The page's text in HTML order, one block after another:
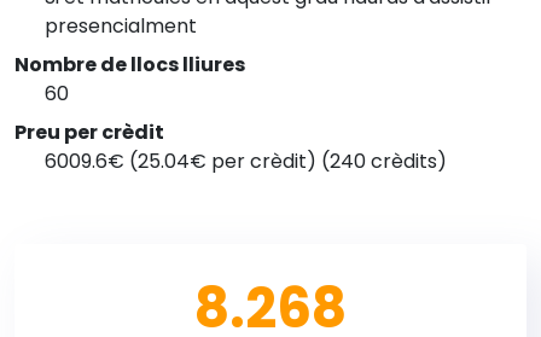
presencialment
Nombre de llocs lliures
60
Preu per crèdit
6009.6€ (25.04€ per crèdit) (240 crèdits)
8.268